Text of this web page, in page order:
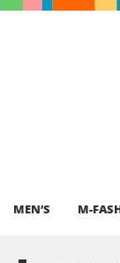
MEN’S M-